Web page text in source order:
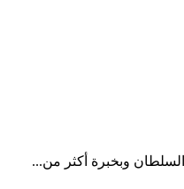
وبخبرة أكثر من...